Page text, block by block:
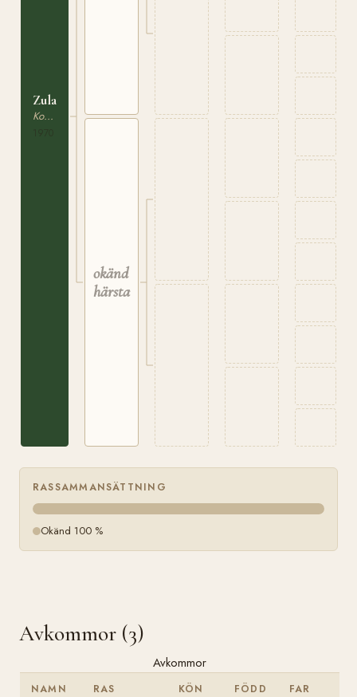
Zula
Korsning / Ras saknas
okänd
härstamning
RASSAMMANSÄTTNING
Okänd 100 %
Avkommor (3)
Avkommor
NAMN RAS KÖN FÖDD FAR